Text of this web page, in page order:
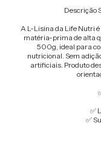
Descrição
A L-Lisina da Life Nutri
matéria-prima de alta
500g, ideal para
nutricional. Sem
artificiais. Produto
✅
✅